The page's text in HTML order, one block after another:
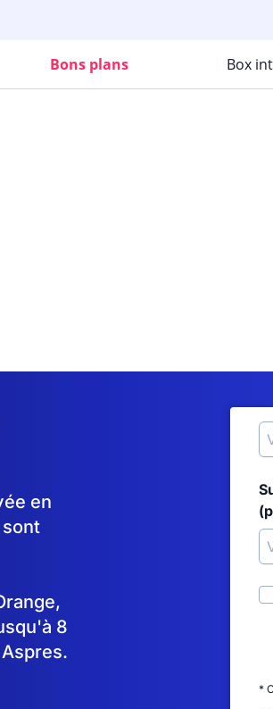
Bons plans Box
en
sont
8
*